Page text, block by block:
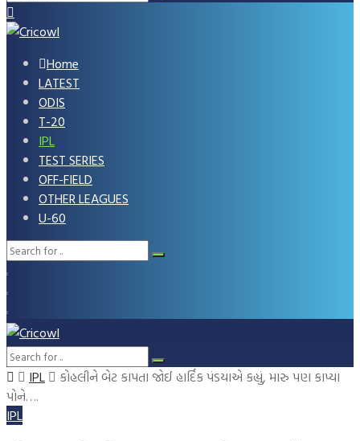
Home
LATEST
ODIS
T-20
IPL
TEST SERIES
OFF-FIELD
OTHER LEAGUES
U-60
IPL
કોહલીને બેટ કાપતા જોઈ હાર્દિક પંડયાએ કહ્યું, મારુ પણ કાપ્યા
પોને….
IPL